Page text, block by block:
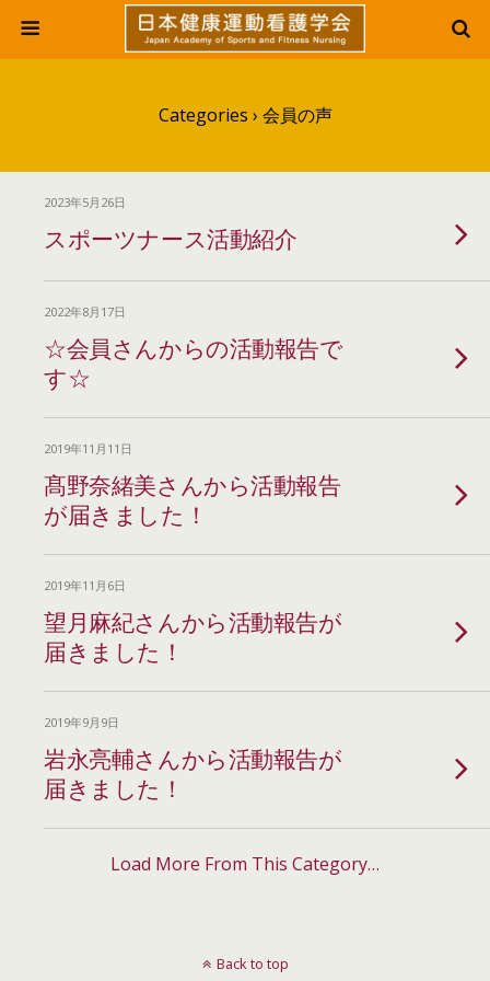
Categories › 会員の声
2023年5月26日
スポーツナース活動紹介
2022年8月17日
☆会員さんからの活動報告で
す☆
2019年11月11日
髙野奈緒美さんから活動報告
が届きました！
2019年11月6日
望月麻紀さんから活動報告が
届きました！
2019年9月9日
岩永亮輔さんから活動報告が
届きました！
Load More From This Category…
Back to top